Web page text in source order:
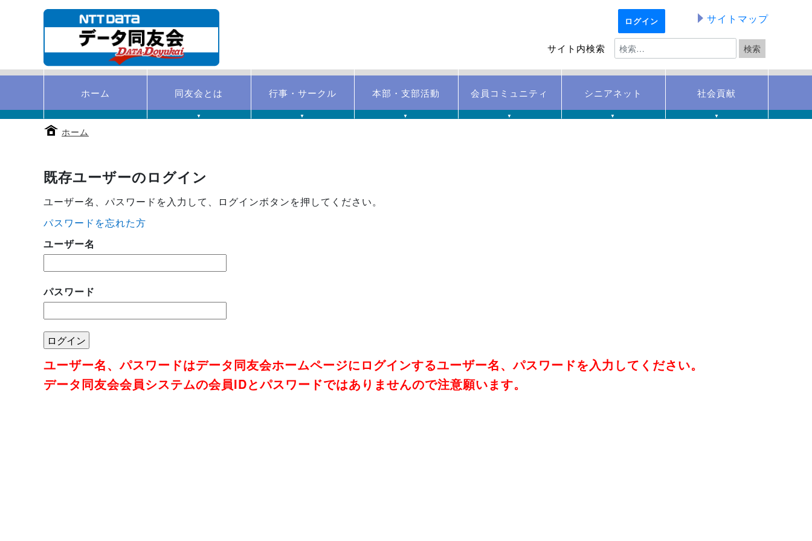
す
ログイン サイトマップ
サイト内検索
ホーム 同友会とは
▼
行事・サークル
▼
本部・支部活動
▼
会員コミュニティ
▼
シニアネット
▼
社会貢献
▼
ホーム
既存ユーザーのログイン
ユーザー名、パスワードを入力して、ログインボタンを押してください。
パスワードを忘れた方
ユーザー名
パスワード
ユーザー名、パスワードはデータ同友会ホームページにログインするユーザー名、パスワードを入力してください。
データ同友会会員システムの会員IDとパスワードではありませんので注意願います。